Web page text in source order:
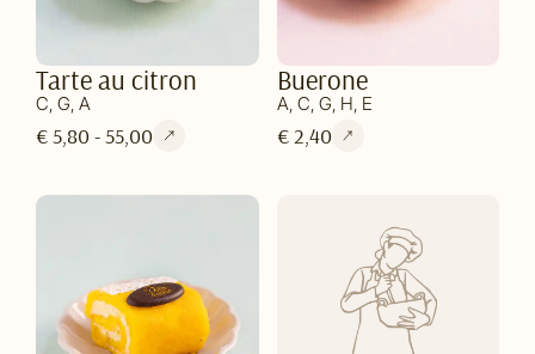
Tarte au citron
C, G, A
€ 5,80 - 55,00
Buerone
A, C, G, H, E
€ 2,40